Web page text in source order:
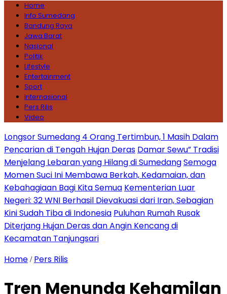
Home
Info Sumedang
Bandung Raya
Jawa Barat
Nasional
Politik
Lifestyle
Entertainment
Sport
Internasional
Pers Rilis
Video
Longsor Sumedang 4 Orang Tertimbun, 1 Masih Dalam
Pencarian di Tengah Hujan Deras Damar Sewu” Tradisi
Menjelang Lebaran yang Hilang di SumedangSemoga
Momen Suci Ini Membawa Berkah, Kedamaian, dan
Kebahagiaan Bagi Kita Semua Kementerian Luar
Negeri: 32 WNI Berhasil Dievakuasi dari Iran, Sebagian
Kini Sudah Tiba di Indonesia Puluhan Rumah Rusak
Diterjang Hujan Deras dan Angin Kencang di
Kecamatan Tanjungsari
Home / Pers Rilis
Tren Menunda Kehamilan